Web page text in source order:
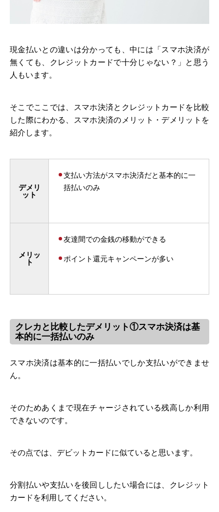
現金払いとの違いは分かっても、中には「スマホ決済が
無くても、クレジットカードで十分じゃない？」と思う
人もいます。
そこでここでは、スマホ決済とクレジットカードを比較
した際にわかる、スマホ決済のメリット・デメリットを
紹介します。
デメリ
ット
支払い方法がスマホ決済だと基本的に一
括払いのみ
メリッ
ト
友達間での金銭の移動ができる
ポイント還元キャンペーンが多い
クレカと比較したデメリット①スマホ決済は基
本的に一括払いのみ
スマホ決済は基本的に一括払いでしか支払いができませ
ん。
そのためあくまで現在チャージされている残高しか利用
できないのです。
その点では、デビットカードに似ていると思います。
分割払いや支払いを後回ししたい場合には、クレジット
カードを利用してください。